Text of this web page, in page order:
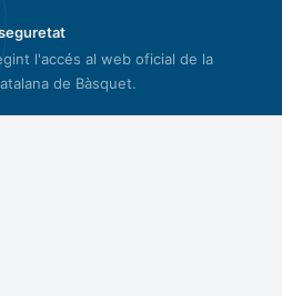
l'accés al web oficial de la
de Bàsquet.